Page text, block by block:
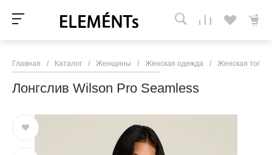
Главная / Каталог / Женщины / Женская одежда / Женская топы
Лонгслив Wilson Pro Seamless